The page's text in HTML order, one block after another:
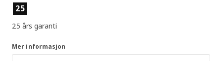
Produktfunksjoner
25
25 års garanti
Mer informasjon